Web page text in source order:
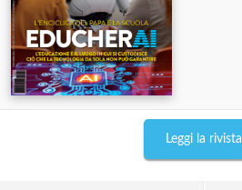
Leggi la rivista